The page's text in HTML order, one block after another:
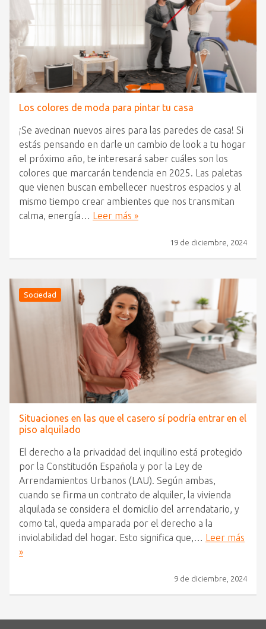
Los colores de moda para pintar tu casa
¡Se avecinan nuevos aires para las paredes de casa! Si
estás pensando en darle un cambio de look a tu hogar
el próximo año, te interesará saber cuáles son los
colores que marcarán tendencia en 2025. Las paletas
que vienen buscan embellecer nuestros espacios y al
mismo tiempo crear ambientes que nos transmitan
calma, energía… Leer más »
19 de diciembre, 2024
Sociedad
Situaciones en las que el casero sí podría entrar en el
piso alquilado
El derecho a la privacidad del inquilino está protegido
por la Constitución Española y por la Ley de
Arrendamientos Urbanos (LAU). Según ambas,
cuando se firma un contrato de alquiler, la vivienda
alquilada se considera el domicilio del arrendatario, y
como tal, queda amparada por el derecho a la
inviolabilidad del hogar. Esto significa que,… Leer más
»
9 de diciembre, 2024